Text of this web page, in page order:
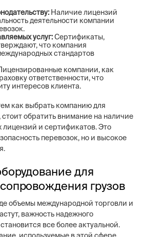
Наличие лицензий
деятельности компании
услуг:Сертификаты,
что компания
стандартов
компании, как
ответственности, что
интересов клиента.
как выбрать компанию для
обратить внимание на наличие
лицензий и сертификатов. Это
перевозок, но и высокое
для
грузов
объемы международной торговли и
важность надежного
все более актуальной.